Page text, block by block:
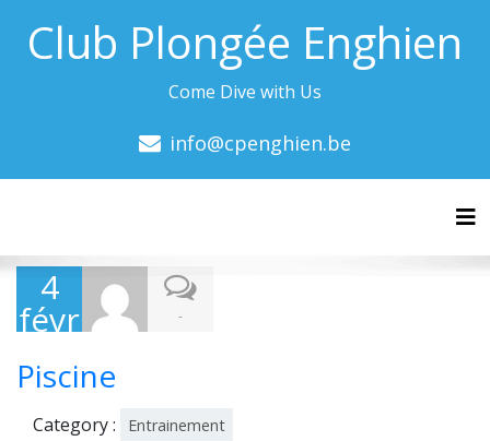
Club Plongée Enghien
Come Dive with Us
info@cpenghien.be
4
févr
202
2
-
Piscine
Category : Entrainement